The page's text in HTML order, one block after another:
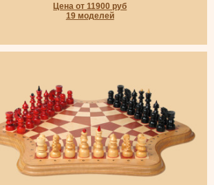
Цена от 11900 руб
19 моделей